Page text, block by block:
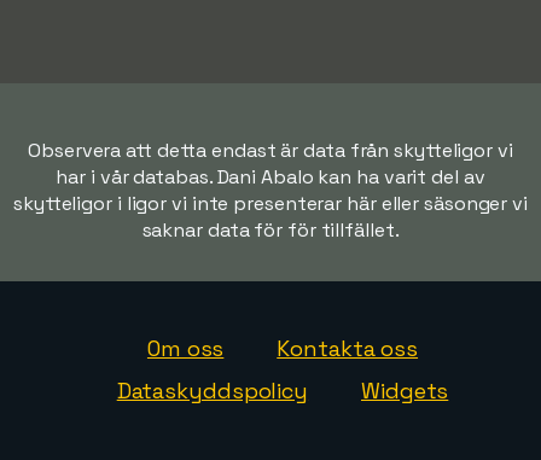
Observera att detta endast är data från skytteligor vi
har i vår databas. Dani Abalo kan ha varit del av
skytteligor i ligor vi inte presenterar här eller säsonger vi
saknar data för för tillfället.
Om oss
Kontakta oss
Dataskyddspolicy
Widgets